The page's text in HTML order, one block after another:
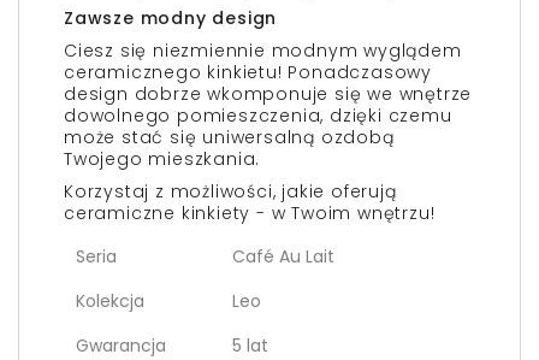
Zawsze modny design
Ciesz się niezmiennie modnym wyglądem
ceramicznego kinkietu! Ponadczasowy
design dobrze wkomponuje się we wnętrze
dowolnego pomieszczenia, dzięki czemu
może stać się uniwersalną ozdobą
Twojego mieszkania.
Korzystaj z możliwości, jakie oferują
ceramiczne kinkiety - w Twoim wnętrzu!
Seria
Café Au Lait
Kolekcja
Leo
Gwarancja
5 lat